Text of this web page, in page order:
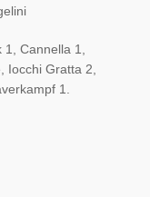
Cannella 1,
Iocchi Gratta 2,
1.